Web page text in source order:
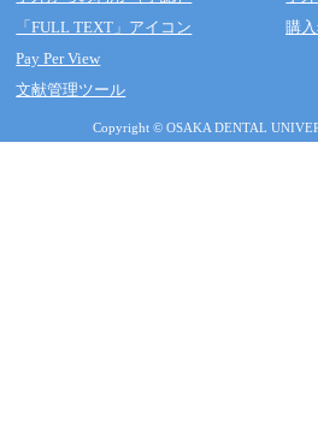
「FULL TEXT」アイコン
Pay Per View
文献管理ツール
購
Copyright © OSAKA DENTAL